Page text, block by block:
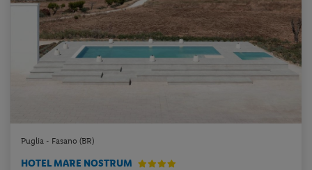
Puglia - Fasano (BR)
HOTEL MARE NOSTRUM